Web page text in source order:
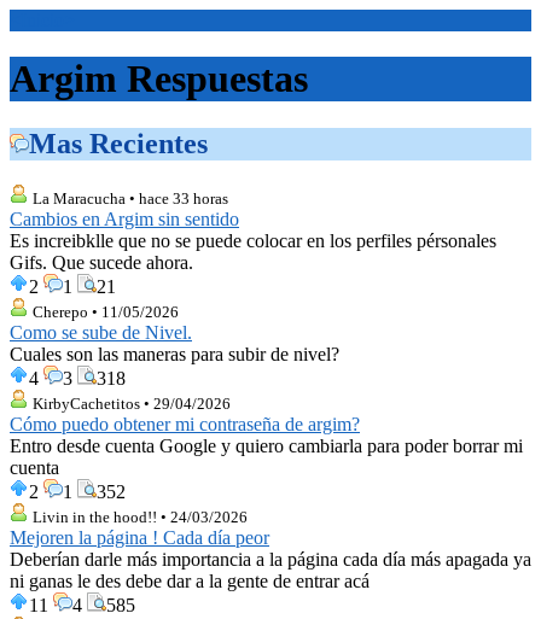
Argim Respuestas
Mas Recientes
La Maracucha • hace 33 horas
Cambios en Argim sin sentido
Es increibklle que no se puede colocar en los perfiles pérsonales
Gifs. Que sucede ahora.
2
1 21
Cherepo • 11/05/2026
Como se sube de Nivel.
Cuales son las maneras para subir de nivel?
4
3 318
KirbyCachetitos • 29/04/2026
Cómo puedo obtener mi contraseña de argim?
Entro desde cuenta Google y quiero cambiarla para poder borrar mi
cuenta
2
1 352
Livin in the hood!! • 24/03/2026
Mejoren la página ! Cada día peor
Deberían darle más importancia a la página cada día más apagada ya
ni ganas le des debe dar a la gente de entrar acá
11
4 585